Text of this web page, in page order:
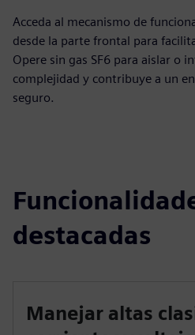
Acceda al mecanismo de
desde la parte frontal para
Opere sin gas SF6 para aislar o
complejidad y contribuye a un
seguro.
destacadas
Manejar altas